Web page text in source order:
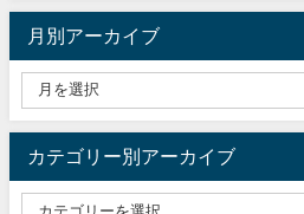
月別アーカイブ
カテゴリー別アーカイブ